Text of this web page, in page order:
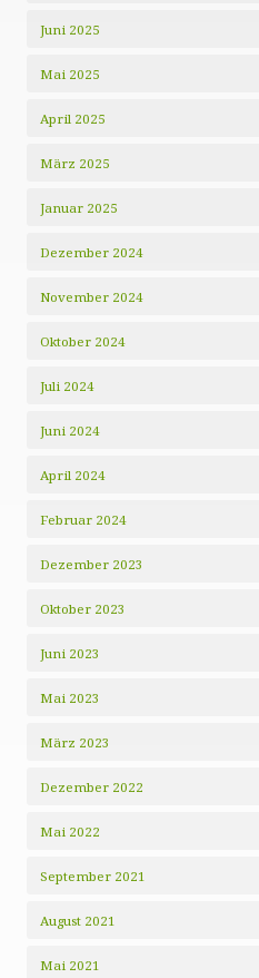
Juni 2025
Mai 2025
April 2025
März 2025
Januar 2025
Dezember 2024
November 2024
Oktober 2024
Juli 2024
Juni 2024
April 2024
Februar 2024
Dezember 2023
Oktober 2023
Juni 2023
Mai 2023
März 2023
Dezember 2022
Mai 2022
September 2021
August 2021
Mai 2021